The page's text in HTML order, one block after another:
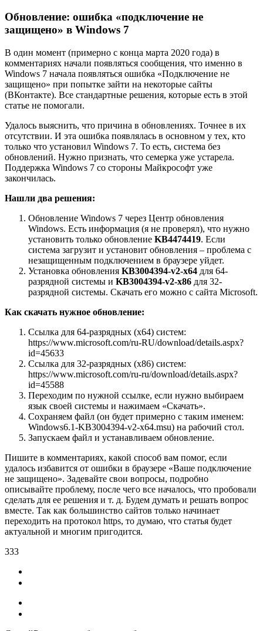
Обновление: ошибка «подключение не
защищено» в Windows 7
В один момент (примерно с конца марта 2020 года) в
комментариях начали появляться сообщения, что именно в
Windows 7 начала появляться ошибка «Подключение не
защищено» при попытке зайти на некоторые сайты
(ВКонтакте). Все стандартные решения, которые есть в этой
статье не помогали.
Удалось выяснить, что причина в обновлениях. Точнее в их
отсутствии. И эта ошибка появлялась в основном у тех, кто
только что установил Windows 7. То есть, система без
обновлений. Нужно признать, что семерка уже устарела.
Поддержка Windows 7 со стороны Майкрософт уже
закончилась.
Нашли два решения:
Обновление Windows 7 через Центр обновления
Windows. Есть информация (я не проверял), что нужно
установить только обновление KB4474419. Если
система загрузит и установит обновления – проблема с
незащищенным подключением в браузере уйдет.
Установка обновления KB3004394-v2-x64 для 64-
разрядной системы и KB3004394-v2-x86 для 32-
разрядной системы. Скачать его можно с сайта Microsoft.
Как скачать нужное обновление:
Ссылка для 64-разрядных (x64) систем:
https://www.microsoft.com/ru-RU/download/details.aspx?
id=45633
Ссылка для 32-разрядных (x86) систем:
https://www.microsoft.com/ru-ru/download/details.aspx?
id=45588
Переходим по нужной ссылке, если нужно выбираем
язык своей системы и нажимаем «Скачать».
Сохраняем файл (он будет примерно с таким именем:
Windows6.1-KB3004394-v2-x64.msu) на рабочий стол.
Запускаем файл и устанавливаем обновление.
Пишите в комментариях, какой способ вам помог, если
удалось избавится от ошибки в браузере «Ваше подключение
не защищено». Задевайте свои вопросы, подробно
описывайте проблему, после чего все началось, что пробовали
сделать для ее решения и т. д. Будем думать и решать вопрос
вместе. Так как большинство сайтов только начинает
переходить на протокол https, то думаю, что статья будет
актуальной и многим пригодится.
333